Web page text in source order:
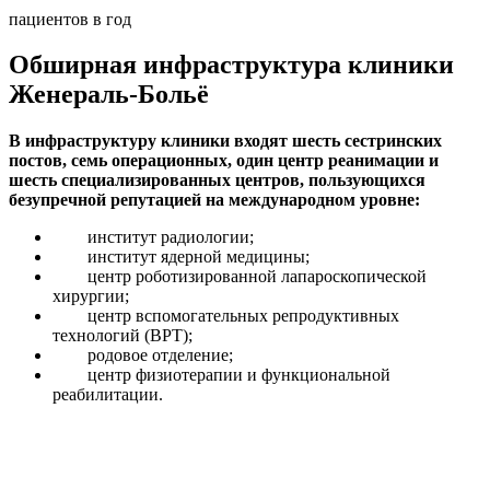
пациентов в год
Обширная инфраструктура клиники
Женераль-Больё
В инфраструктуру клиники входят шесть сестринских
постов, семь операционных, один центр реанимации и
шесть специализированных центров, пользующихся
безупречной репутацией на международном уровне:
институт радиологии;
институт ядерной медицины;
центр роботизированной лапароскопической
хирургии;
центр вспомогательных репродуктивных
технологий (ВРТ);
родовое отделение;
центр физиотерапии и функциональной
реабилитации.